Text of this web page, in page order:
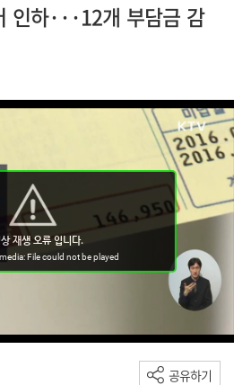
인하···12개 부담금 감
공유하기